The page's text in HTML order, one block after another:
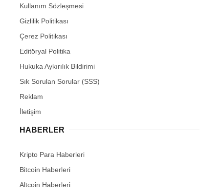
Kullanım Sözleşmesi
Gizlilik Politikası
Çerez Politikası
Editöryal Politika
Hukuka Aykırılık Bildirimi
Sık Sorulan Sorular (SSS)
Reklam
İletişim
HABERLER
Kripto Para Haberleri
Bitcoin Haberleri
Altcoin Haberleri